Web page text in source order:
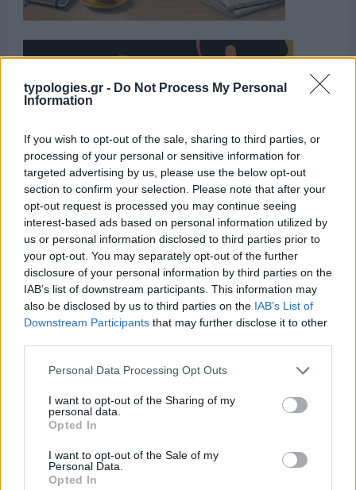
typologies.gr - Do Not Process My Personal
Information
If you wish to opt-out of the sale, sharing to third parties, or
processing of your personal or sensitive information for
targeted advertising by us, please use the below opt-out
section to confirm your selection. Please note that after your
opt-out request is processed you may continue seeing
interest-based ads based on personal information utilized by
us or personal information disclosed to third parties prior to
your opt-out. You may separately opt-out of the further
disclosure of your personal information by third parties on the
IAB’s list of downstream participants. This information may
also be disclosed by us to third parties on the IAB’s List of
Downstream Participants that may further disclose it to other
Please note that this website/app uses one or more Google
not limited to your visit or usage behaviour. You may click to
grant or deny consent to Google and its third-party tags to
use your data for below specified purposes in below Google
consent section.
Personal Data Processing Opt Outs
I want to opt-out of the Sharing of my
personal data.
Opted In
I want to opt-out of the Sale of my
Personal Data.
Opted In
Η ΣΤΗΛΗ ΜΑΣ